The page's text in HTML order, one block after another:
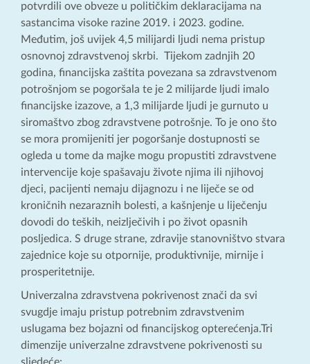
potvrdili ove obveze u političkim deklaracijama na
sastancima visoke razine 2019. i 2023. godine.
Međutim, još uvijek 4,5 milijardi ljudi nema pristup
osnovnoj zdravstvenoj skrbi. Tijekom zadnjih 20
godina, financijska zaštita povezana sa zdravstvenom
potrošnjom se pogoršala te je 2 milijarde ljudi imalo
financijske izazove, a 1,3 milijarde ljudi je gurnuto u
siromaštvo zbog zdravstvene potrošnje. To je ono što
se mora promijeniti jer pogoršanje dostupnosti se
ogleda u tome da majke mogu propustiti zdravstvene
intervencije koje spašavaju živote njima ili njihovoj
djeci, pacijenti nemaju dijagnozu i ne liječe se od
kroničnih nezaraznih bolesti, a kašnjenje u liječenju
dovodi do teških, neizlječivih i po život opasnih
posljedica. S druge strane, zdravije stanovništvo stvara
zajednice koje su otpornije, produktivnije, mirnije i
prosperitetnije.
Univerzalna zdravstvena pokrivenost znači da svi
svugdje imaju pristup potrebnim zdravstvenim
uslugama bez bojazni od financijskog opterećenja.Tri
dimenzije univerzalne zdravstvene pokrivenosti su